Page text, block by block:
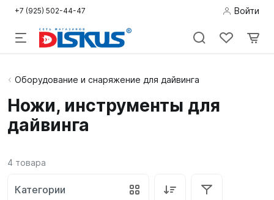
+7 (925) 502-44-47 Войти
Подводная
Дайвинг
Пляж
Фридайвинг
Оборудование и снаряжение для дайвинга
Ножи, инструменты для
дайвинга
4 товара
Категории